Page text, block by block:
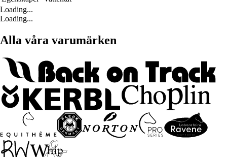
Loading...
Loading...
Alla våra varumärken